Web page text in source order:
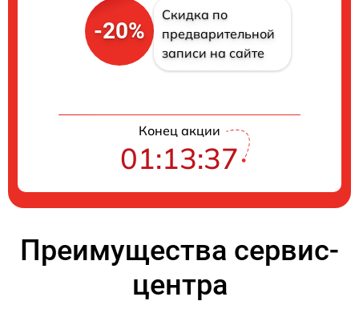
-20%
Скидка по
предварительной
записи на сайте
Конец акции
01:13:37
Преимущества сервис-
центра